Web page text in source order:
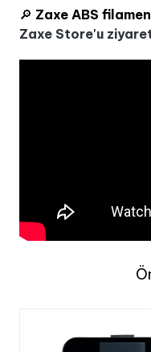
🔎 Zaxe ABS
Zaxe Store'u